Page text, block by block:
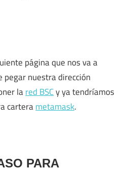
página que nos va a
pegar nuestra dirección
lared BSCy ya tendríamos
carterametamask.
PARA